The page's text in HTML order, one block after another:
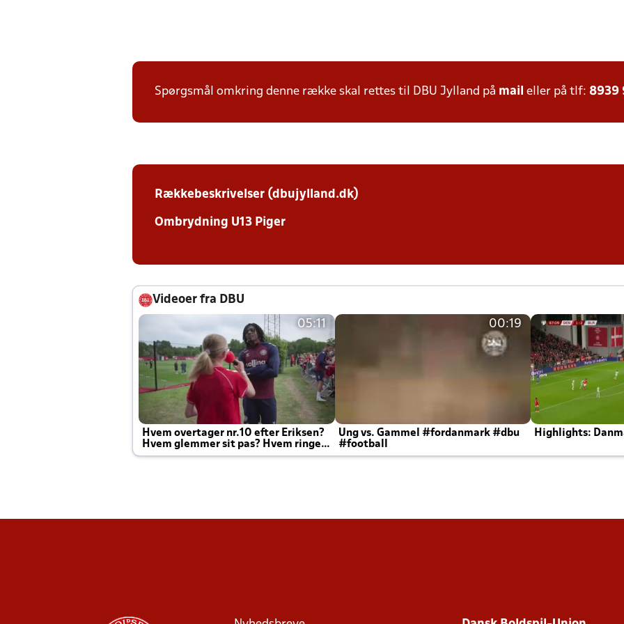
Spørgsmål omkring denne række skal rettes til DBU Jylland på mail eller på tlf: 8939
Rækkebeskrivelser (dbujylland.dk)
Ombrydning U13 Piger
Videoer fra DBU
05:11
Hvem overtager nr.10 efter Eriksen?
Hvem glemmer sit pas? Hvem ringer
Joachim altid til efter kampe?
00:19
Ung vs. Gammel #fordanmark #dbu
#football
Highlights: